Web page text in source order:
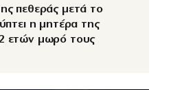
πεθεράς μετά το
η μητέρα της
ετών μωρό τους